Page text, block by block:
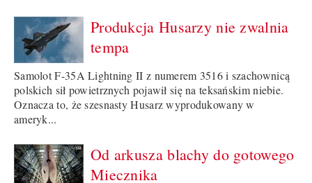
Produkcja Husarzy nie zwalnia
tempa
Samolot F-35A Lightning II z numerem 3516 i szachownicą
polskich sił powietrznych pojawił się na teksańskim niebie.
Oznacza to, że szesnasty Husarz wyprodukowany w
ameryk...
Od arkusza blachy do gotowego
Miecznika